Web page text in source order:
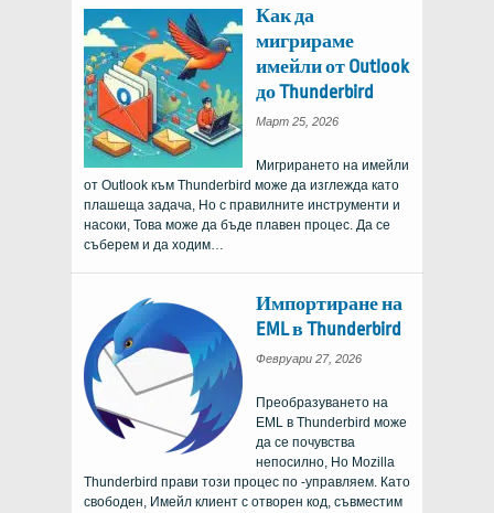
Как да
мигрираме
имейли от Outlook
до Thunderbird
Март 25, 2026
Мигрирането на имейли
от Outlook към Thunderbird може да изглежда като
плашеща задача, Но с правилните инструменти и
насоки, Това може да бъде плавен процес. Да се ​​
съберем и да ходим…
Импортиране на
EML в Thunderbird
Февруари 27, 2026
Преобразуването на
EML в Thunderbird може
да се почувства
непосилно, Но Mozilla
Thunderbird прави този процес по -управляем. Като
свободен, Имейл клиент с отворен код, съвместим